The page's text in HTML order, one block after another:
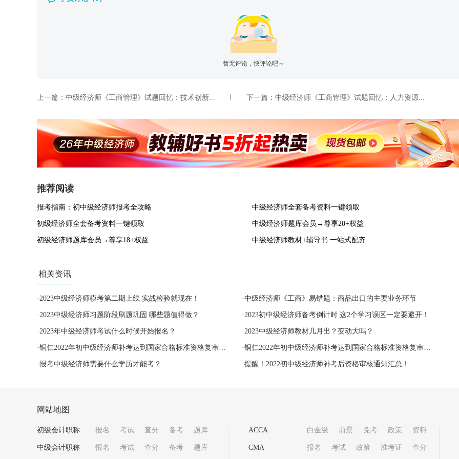
暂无评论，快评论吧～
上一篇： 中级经济师《工商管理》试题回忆：技术创新... 下一篇： 中级经济师《工商管理》试题回忆：人力资源...
推荐阅读
报考指南：初中级经济师报考全攻略 中级经济师全套备考资料一键领取
初级经济师全套备考资料一键领取 中级经济师题库会员→尊享20+权益
初级经济师题库会员→尊享18+权益 中级经济师教材+辅导书 一站式配齐
相关资讯
·2023中级经济师模考第二期上线 实战检验就现在！ ·中级经济师《工商》易错题：商品出口的主要业务环节
·2023中级经济师习题阶段刷题巩固 哪些题值得做？ ·2023初中级经济师备考倒计时 这2个学习误区一定要避开！
·2023年中级经济师考试什么时候开始报名？ ·2023中级经济师教材几月出？变动大吗？
·铜仁2022年初中级经济师补考达到国家合格标准资格复审通知 ·铜仁2022年初中级经济师补考达到国家合格标准资格复审通知
·报考中级经济师需要什么学历才能考？ ·提醒！2022初中级经济师补考后资格审核通知汇总！
网站地图
初级会计职称 报名 考试 查分 备考 题库
中级会计职称 报名 考试 查分 备考 题库
ACCA 白金级 前景 免考 政策 资料
CMA 报名 考试 政策 准考证 查分